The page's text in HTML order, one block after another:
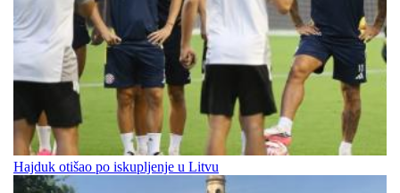
Hajduk otišao po iskupljenje u Litvu